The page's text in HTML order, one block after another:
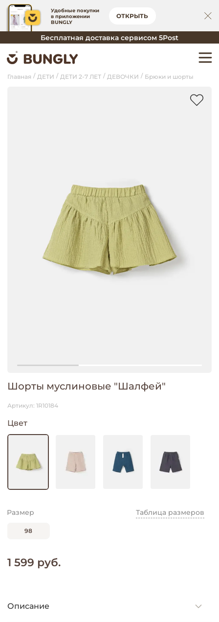
Удобные покупки
в приложении
BUNGLY
ОТКРЫТЬ
Бесплатная доставка сервисом 5Post
Главная ДЕТИ ДЕТИ 2-7 ЛЕТ ДЕВОЧКИ Брюки и шорты
Шорты муслиновые "Шалфей"
Артикул: 1R10184
Цвет
Таблица размеров
Размер
98
1 599 руб.
Описание